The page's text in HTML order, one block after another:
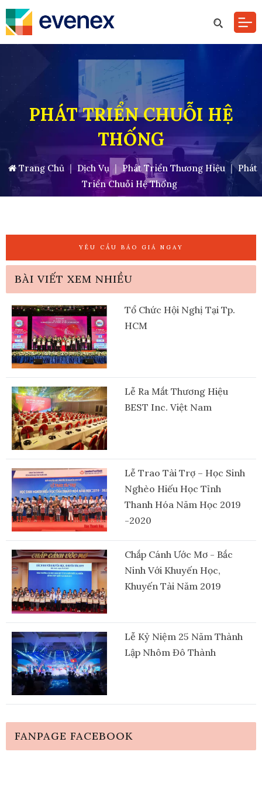
PHÁT TRIỂN CHUỖI HỆ
THỐNG
Trang Chủ | Dịch Vụ | Phát Triển Thương Hiệu | Phát
Triển Chuỗi Hệ Thống
YÊU CẦU BÁO GIÁ NGAY
BÀI VIẾT XEM NHIỀU
Tổ Chức Hội Nghị Tại Tp.
HCM
Lễ Ra Mắt Thương Hiệu
BEST Inc. Việt Nam
Lễ Trao Tài Trợ – Học Sinh
Nghèo Hiếu Học Tỉnh
Thanh Hóa Năm Học 2019
-2020
Chắp Cánh Ước Mơ - Bắc
Ninh Với Khuyến Học,
Khuyến Tài Năm 2019
Lễ Kỷ Niệm 25 Năm Thành
Lập Nhôm Đô Thành
FANPAGE FACEBOOK